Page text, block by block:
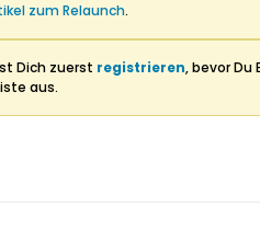
zum Relaunch.
Dich zuerst registrieren, bevor Du
aus.